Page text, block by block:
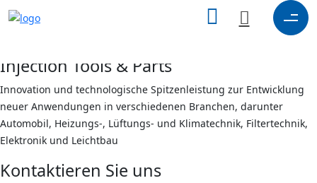
search
here
Injection Tools & Parts
Innovation und technologische Spitzenleistung zur Entwicklung
neuer Anwendungen in verschiedenen Branchen, darunter
Automobil, Heizungs-, Lüftungs- und Klimatechnik, Filtertechnik,
Elektronik und Leichtbau
Kontaktieren Sie uns